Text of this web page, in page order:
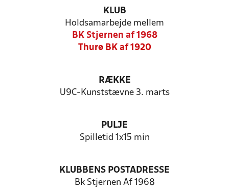
KLUB
Holdsamarbejde mellem
BK Stjernen af 1968
Thurø BK af 1920
RÆKKE
U9C-Kunststævne 3. marts
PULJE
Spilletid 1x15 min
KLUBBENS POSTADRESSE
Bk Stjernen Af 1968